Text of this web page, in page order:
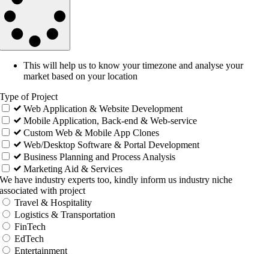
This will help us to know your timezone and analyse your
market based on your location
Type of Project
Web Application & Website Development
Mobile Application, Back-end & Web-service
Custom Web & Mobile App Clones
Web/Desktop Software & Portal Development
Business Planning and Process Analysis
Marketing Aid & Services
We have industry experts too, kindly inform us industry niche
associated with project
Travel & Hospitality
Logistics & Transportation
FinTech
EdTech
Entertainment